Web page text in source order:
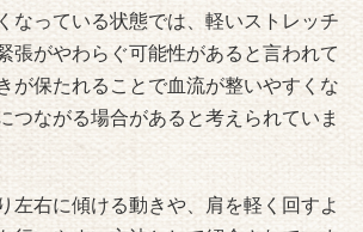
なっている状態では、軽いストレッチ
張がやわらぐ可能性があると言われて
が保たれることで血流が整いやすくな
つながる場合があると考えられていま
左右に傾ける動きや、肩を軽く回すよ